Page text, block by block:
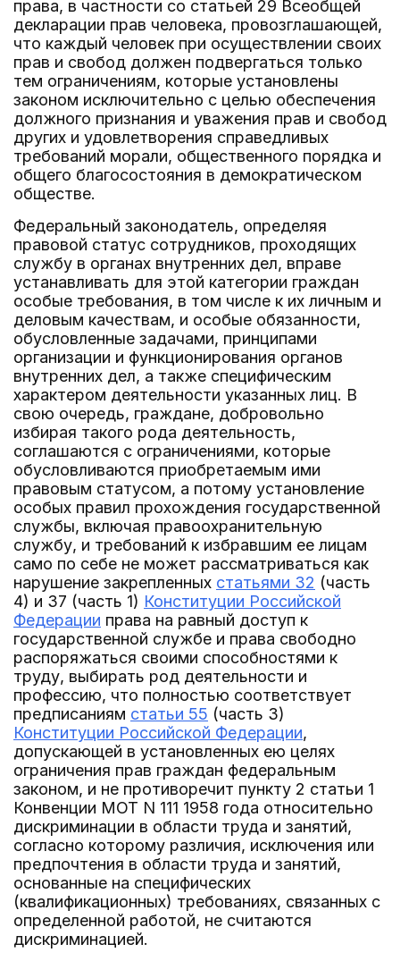
права, в частности со статьей 29 Всеобщей
декларации прав человека, провозглашающей,
что каждый человек при осуществлении своих
прав и свобод должен подвергаться только
тем ограничениям, которые установлены
законом исключительно с целью обеспечения
должного признания и уважения прав и свобод
других и удовлетворения справедливых
требований морали, общественного порядка и
общего благосостояния в демократическом
обществе.
Федеральный законодатель, определяя
правовой статус сотрудников, проходящих
службу в органах внутренних дел, вправе
устанавливать для этой категории граждан
особые требования, в том числе к их личным и
деловым качествам, и особые обязанности,
обусловленные задачами, принципами
организации и функционирования органов
внутренних дел, а также специфическим
характером деятельности указанных лиц. В
свою очередь, граждане, добровольно
избирая такого рода деятельность,
соглашаются с ограничениями, которые
обусловливаются приобретаемым ими
правовым статусом, а потому установление
особых правил прохождения государственной
службы, включая правоохранительную
службу, и требований к избравшим ее лицам
само по себе не может рассматриваться как
нарушение закрепленных статьями 32 (часть
4) и 37 (часть 1) Конституции Российской
Федерации права на равный доступ к
государственной службе и права свободно
распоряжаться своими способностями к
труду, выбирать род деятельности и
профессию, что полностью соответствует
предписаниям статьи 55 (часть 3)
Конституции Российской Федерации,
допускающей в установленных ею целях
ограничения прав граждан федеральным
законом, и не противоречит пункту 2 статьи 1
Конвенции МОТ N 111 1958 года относительно
дискриминации в области труда и занятий,
согласно которому различия, исключения или
предпочтения в области труда и занятий,
основанные на специфических
(квалификационных) требованиях, связанных с
определенной работой, не считаются
дискриминацией.